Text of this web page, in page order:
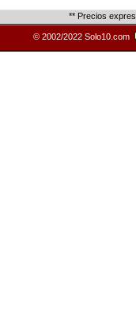
** Precios
© 2002/2022 Solo10.com